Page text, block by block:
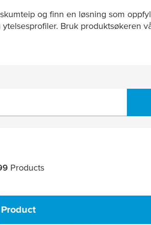
og finn en løsning som
Bruk produktsøkeren
Filter
Products
Product